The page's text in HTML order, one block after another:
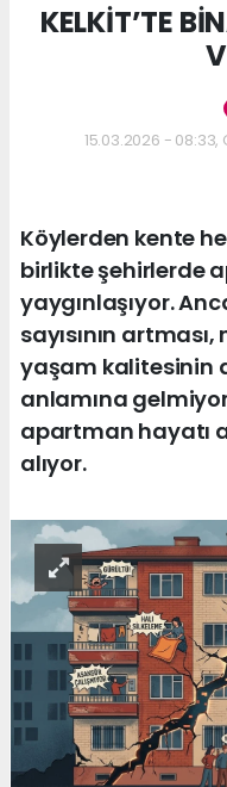
KELKİT’TE
15.03.2026 - 08:33,
Köylerden kente
birlikte şehirlerde
yaygınlaşıyor.
sayısının
yaşam kalitesinin
anlamına
apartman hayatı
alıyor.